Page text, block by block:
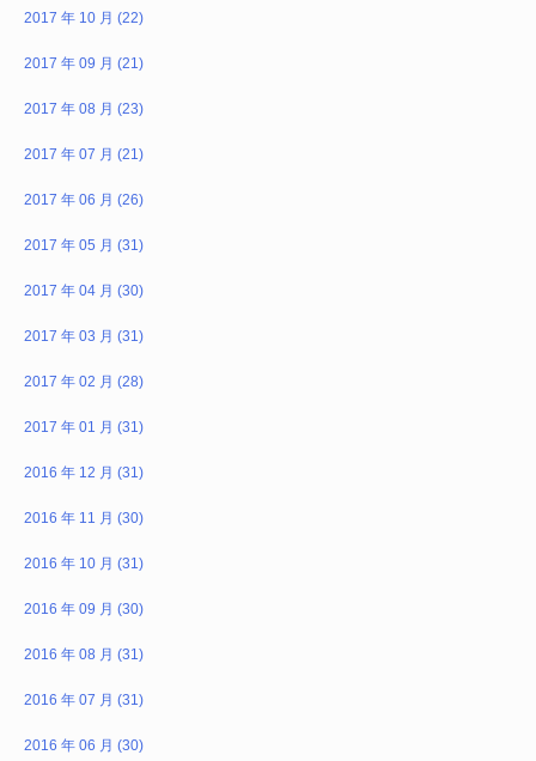
2017 年 10 月 (22)
2017 年 09 月 (21)
2017 年 08 月 (23)
2017 年 07 月 (21)
2017 年 06 月 (26)
2017 年 05 月 (31)
2017 年 04 月 (30)
2017 年 03 月 (31)
2017 年 02 月 (28)
2017 年 01 月 (31)
2016 年 12 月 (31)
2016 年 11 月 (30)
2016 年 10 月 (31)
2016 年 09 月 (30)
2016 年 08 月 (31)
2016 年 07 月 (31)
2016 年 06 月 (30)